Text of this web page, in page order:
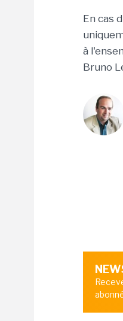
En cas
à
Bruno